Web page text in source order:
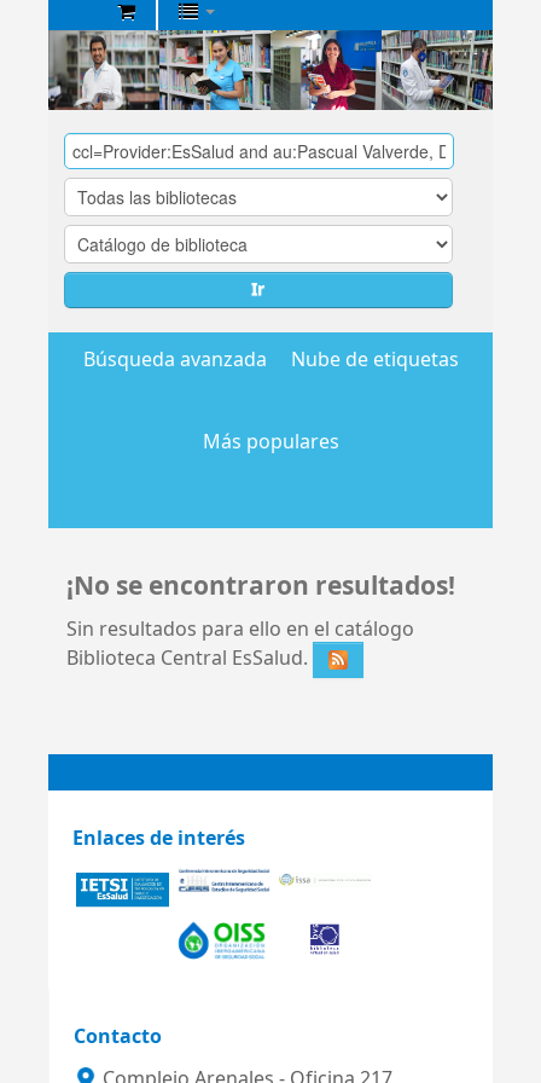
Biblioteca
Central
EsSalud
Ir
Búsqueda avanzada Nube de etiquetas
Más populares
¡No se encontraron resultados!
Sin resultados para ello en el catálogo
Biblioteca Central EsSalud.
Enlaces de interés
Contacto